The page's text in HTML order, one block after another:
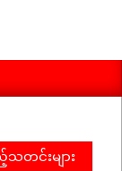
တင်းများ